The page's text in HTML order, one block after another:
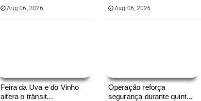
Aug 06, 2026 Aug 06, 2026
Feira da Uva e do Vinho
altera o trânsit...
Operação reforça
segurança durante quint...